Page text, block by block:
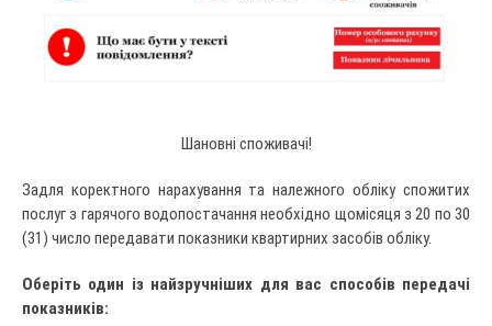
Шановні споживачі!
Задля коректного нарахування та належного обліку спожитих
послуг з гарячого водопостачання необхідно щомісяця з 20 по 30
(31) число передавати показники квартирних засобів обліку.
Оберіть один із найзручніших для вас способів передачі
показників: